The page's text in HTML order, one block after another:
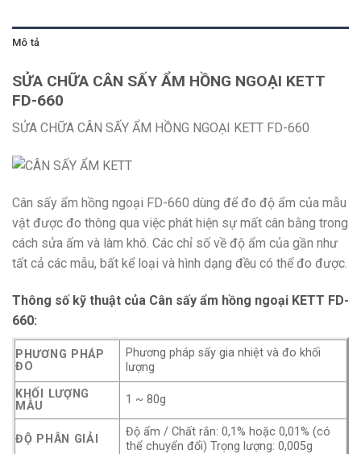
Mô tả
SỬA CHỮA CÂN SẤY ẨM HỒNG NGOẠI KETT
FD-660
SỬA CHỮA CÂN SẤY ẨM HỒNG NGOẠI KETT FD-660
Cân sấy ẩm hồng ngoại FD-660 dùng để đo độ ẩm của mẫu
vật được đo thông qua việc phát hiện sự mất cân bằng trong
cách sửa ấm và làm khô. Các chỉ số về độ ẩm của gần như
tất cả các mẫu, bất kể loại và hình dạng đều có thể đo được.
Thông số kỹ thuật của Cân sấy ẩm hồng ngoại KETT FD-
660:
PHƯƠNG PHÁP
ĐO
Phương pháp sấy gia nhiệt và đo khối
lượng
KHỐI LƯỢNG
MẪU
1 ~ 80g
ĐỘ PHÂN GIẢI
Độ ẩm / Chất rắn: 0,1% hoặc 0,01% (có
thể chuyển đổi) Trọng lượng: 0,005g